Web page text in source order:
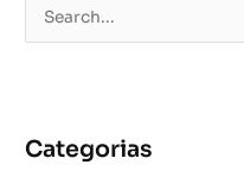
e
iCategorias